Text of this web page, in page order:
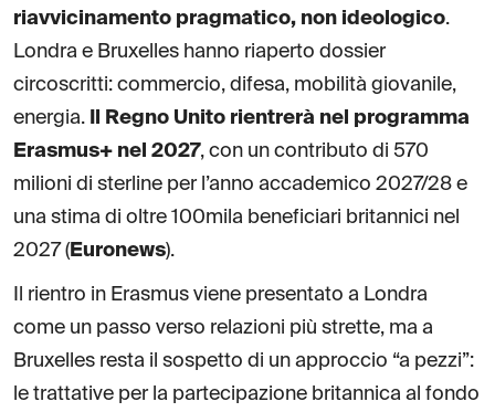
riavvicinamento pragmatico, non ideologico.
Londra e Bruxelles hanno riaperto dossier
circoscritti: commercio, difesa, mobilità giovanile,
energia.
Il Regno Unito rientrerà nel programma
Erasmus+ nel 2027, con un contributo di 570
milioni di sterline per l’anno accademico 2027/28 e
una stima di oltre 100mila beneficiari britannici nel
2027 ( Euronews).
Il rientro in Erasmus viene presentato a Londra
come un passo verso relazioni più strette, ma a
Bruxelles resta il sospetto di un approccio “a pezzi”:
le trattative per la partecipazione britannica al fondo